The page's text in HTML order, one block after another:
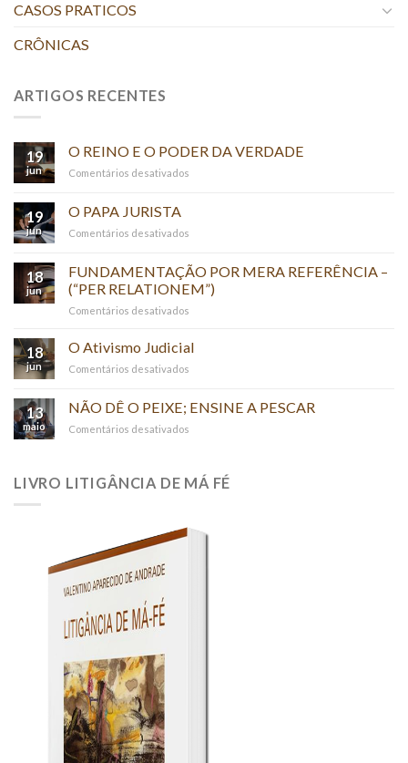
CASOS PRATICOS
CRÔNICAS
ARTIGOS RECENTES
19
jun
O REINO E O PODER DA VERDADE
Comentários desativados
DA
VERDADE
19
jun
O PAPA JURISTA
Comentários desativados
PAPA
JURISTA
18
jun
FUNDAMENTAÇÃO POR MERA REFERÊNCIA –
(“PER RELATIONEM”)
Comentários desativados
POR
(“PER
18
jun
O Ativismo Judicial
Comentários desativados
Ativismo
13
maio
NÃO DÊ O PEIXE; ENSINE A PESCAR
Comentários desativados
O
A
LIVRO LITIGÂNCIA DE MÁ FÉ